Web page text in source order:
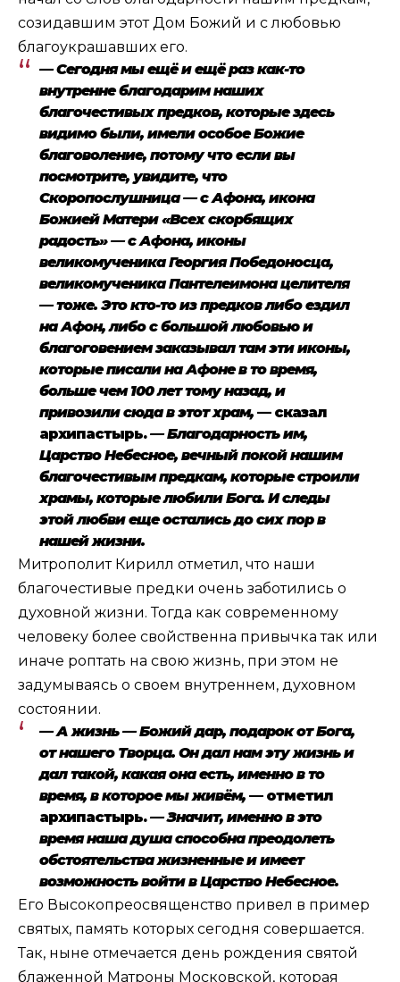
созидавшим этот Дом Божий и с любовью
благоукрашавших его.
— Сегодня мы ещё и ещё раз как-то
внутренне благодарим наших
благочестивых предков, которые здесь
видимо были, имели особое Божие
благоволение, потому что если вы
посмотрите, увидите, что
Скоропослушница — с Афона, икона
Божией Матери «Всех скорбящих
радость» — с Афона, иконы
великомученика Георгия Победоносца,
великомученика Пантелеимона целителя
— тоже. Это кто-то из предков либо ездил
на Афон, либо с большой любовью и
благоговением заказывал там эти иконы,
которые писали на Афоне в то время,
больше чем 100 лет тому назад, и
привозили сюда в этот храм, — сказал
архипастырь.— Благодарность им,
Царство Небесное, вечный покой нашим
благочестивым предкам, которые строили
храмы, которые любили Бога. И следы
этой любви еще остались до сих пор в
нашей жизни.
Митрополит Кирилл отметил, что наши
благочестивые предки очень заботились о
духовной жизни. Тогда как современному
человеку более свойственна привычка так или
иначе роптать на свою жизнь, при этом не
задумываясь о своем внутреннем, духовном
состоянии.
— А жизнь — Божий дар, подарок от Бога,
от нашего Творца. Он дал нам эту жизнь и
дал такой, какая она есть, именно в то
время, в которое мы живём, — отметил
архипастырь.— Значит, именно в это
время наша душа способна преодолеть
обстоятельства жизненные и имеет
возможность войти в Царство Небесное.
Его Высокопреосвященство привел в пример
святых, память которых сегодня совершается.
Так, ныне отмечается день рождения святой
блаженной Матроны Московской, которая